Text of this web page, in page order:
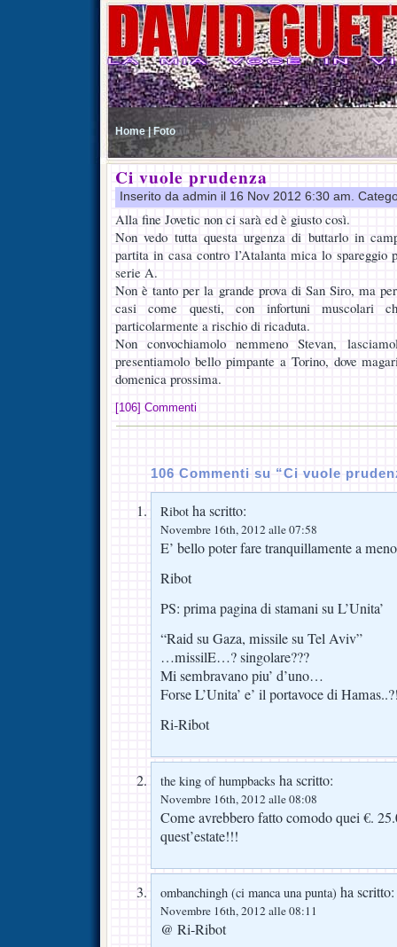
Home | Foto
Ci vuole prudenza
Inserito da admin il 16 Nov 2012 6:30 am.
Alla fine Jovetic non ci sarà ed è giusto così.
Non vedo tutta questa urgenza di buttarlo in
partita in casa contro l’Atalanta mica lo spareggio
serie A.
Non è tanto per la grande prova di San Siro, ma
casi come questi, con infortuni muscolari
particolarmente a rischio di ricaduta.
Non convochiamolo nemmeno Stevan,
presentiamolo bello pimpante a Torino, dove
domenica prossima.
[106] Commenti
106 Commenti su “Ci vuole
Ribot ha scritto:
Novembre 16th, 2012 alle 07:58
E’ bello poter fare tranquillamente a
Ribot
PS: prima pagina di stamani su L’Unita’
“Raid su Gaza, missile su Tel Aviv”
…missilE…? singolare???
Mi sembravano piu’ d’uno…
Forse L’Unita’ e’ il portavoce di
Ri-Ribot
the king of humpbacks ha scritto:
Novembre 16th, 2012 alle 08:08
Come avrebbero fatto comodo quei €.
quest’estate!!!
ombanchingh (ci manca una punta) ha scritto:
Novembre 16th, 2012 alle 08:11
@ Ri-Ribot